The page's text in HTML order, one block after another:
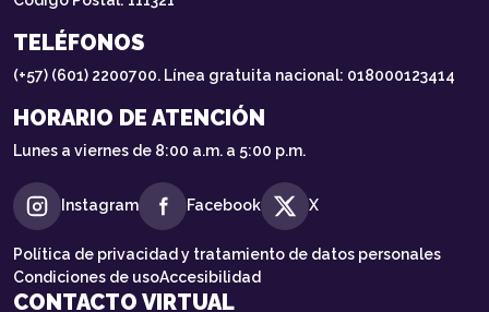
TELÉFONOS
(+57) (601) 2200700. Línea gratuita nacional: 018000123414
HORARIO DE ATENCIÓN
Lunes a viernes de 8:00 a.m. a 5:00 p.m.
Instagram Facebook X
Política de privacidad y tratamiento de datos personales
Condiciones de usoAccesibilidad
CONTACTO VIRTUAL